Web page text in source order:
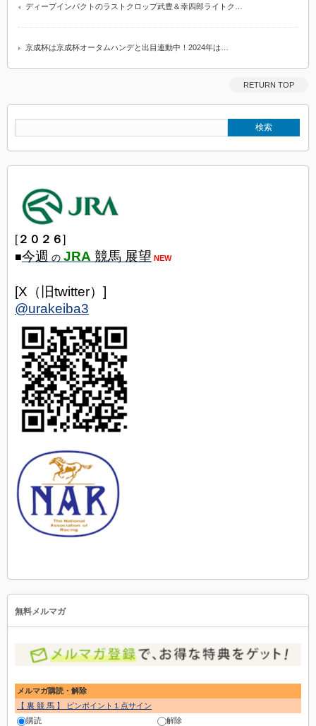
ディープインパクトのラストクロップ武豊＆幸四郎ライトク…
京成杯は京成杯オータムハンデと出目連動中！2024年は…
RETURN TOP
[２０２６]
■今週 の JRA 競馬 展望 NEW
[X（旧twitter）]
@urakeiba3
無料メルマガ
メルマガ購読・解除
【 裏 競 馬 】 ピンポイント１点サイン
購読
解除